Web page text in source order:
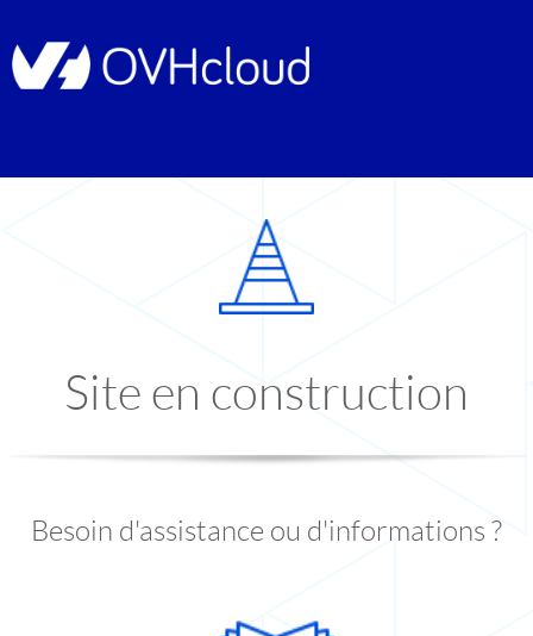
Site en construction
Besoin d'assistance ou d'informations ?